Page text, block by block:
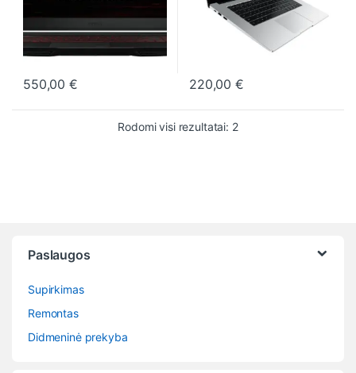
550,00€
This product has multiple variants. The options may be chosen
220,00€
This product has multiple
Rodomi visi rezultatai: 2Rūšiuojama pagal
Paslaugos
Supirkimas
Remontas
Didmeninė prekyba